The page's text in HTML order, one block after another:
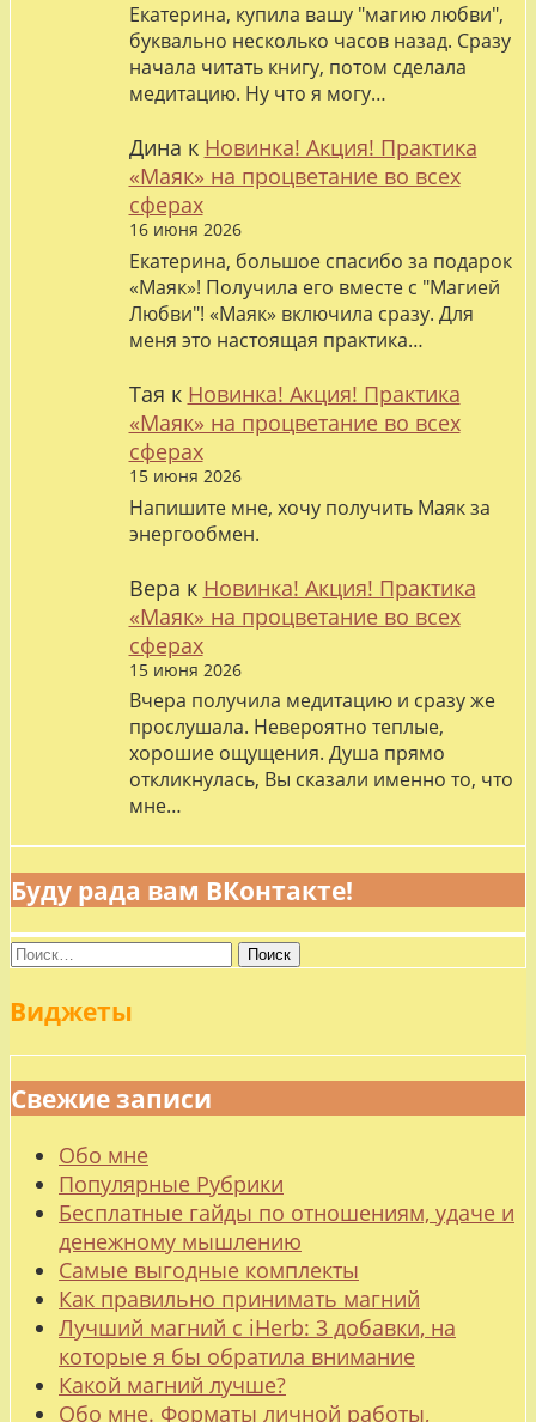
Екатерина, купила вашу "магию любви",
буквально несколько часов назад. Сразу
начала читать книгу, потом сделала
медитацию. Ну что я могу…
Дина к Новинка! Акция! Практика
«Маяк» на процветание во всех
сферах
16 июня 2026
Екатерина, большое спасибо за подарок
«Маяк»! Получила его вместе с "Магией
Любви"! «Маяк» включила сразу. Для
меня это настоящая практика…
Тая к Новинка! Акция! Практика
«Маяк» на процветание во всех
сферах
15 июня 2026
Напишите мне, хочу получить Маяк за
энергообмен.
Вера к Новинка! Акция! Практика
«Маяк» на процветание во всех
сферах
15 июня 2026
Вчера получила медитацию и сразу же
прослушала. Невероятно теплые,
хорошие ощущения. Душа прямо
откликнулась, Вы сказали именно то, что
мне…
Буду рада вам ВКонтакте!
Найти:
Виджеты
Свежие записи
Обо мне
Популярные Рубрики
Бесплатные гайды по отношениям, удаче и
денежному мышлению
Самые выгодные комплекты
Как правильно принимать магний
Лучший магний с iHerb: 3 добавки, на
которые я бы обратила внимание
Какой магний лучше?
Обо мне. Форматы личной работы,